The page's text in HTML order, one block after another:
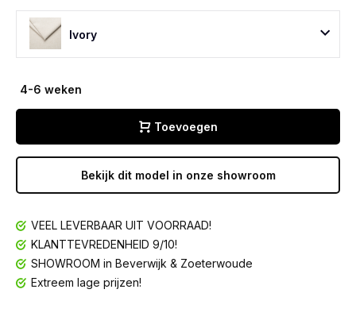
Ivory
4-6 weken
Toevoegen
Bekijk dit model in onze showroom
VEEL LEVERBAAR UIT VOORRAAD!
KLANTTEVREDENHEID 9/10!
SHOWROOM in Beverwijk & Zoeterwoude
Extreem lage prijzen!